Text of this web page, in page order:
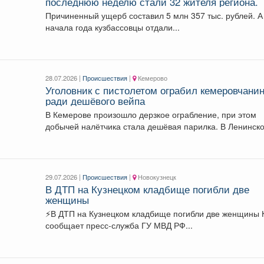
Причиненный ущерб составил 5 млн 357 тыс. рублей. А с
начала года кузбассовцы отдали...
28.07.2026 |Происшествия | Кемерово
Уголовник с пистолетом ограбил
ради дешёвого вейпа
В Кемерове произошло дерзкое ограбление, при этом
добычей налётчика стала дешёвая
29.07.2026 |Происшествия | Новокузнецк
В ДТП на Кузнецком кладбище погибли две
женщины
⚡В ДТП на Кузнецком кладбище погибли две женщины Как
сообщает пресс-служба ГУ МВД РФ...